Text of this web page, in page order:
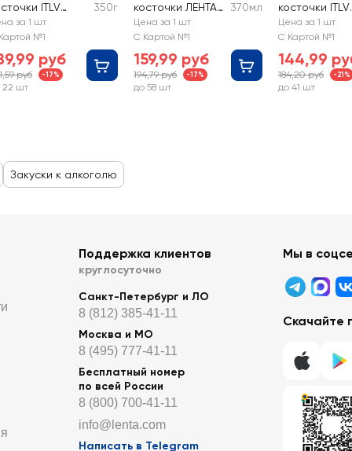
ITLV
черные
350г
за 1 шт
№1
руб
руб -17%
22 шт
косточки ЛЕНТА
черные крупные
370мл
Цена за 1 шт
С Картой №1
159,99 руб
194,79 руб -17%
до 58 шт
косточки ITLV
Selecto
Цена за 1 шт
С Картой №1
144,99
184,20 руб -21%
до 41 шт
Закуски к алкоголю
Поддержка клиентов
круглосуточно
Санкт-Петербург и ЛО
8 (812) 385-41-11
Москва и МО
8 (495) 777-41-11
Бесплатный номер
по всей России
8 (800) 700-41-11
info@lenta.com
Написать в Telegram
Мы в
Скачайте